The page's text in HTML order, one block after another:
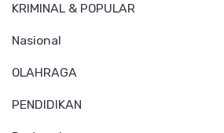
KRIMINAL & POPULAR
Nasional
OLAHRAGA
PENDIDIKAN